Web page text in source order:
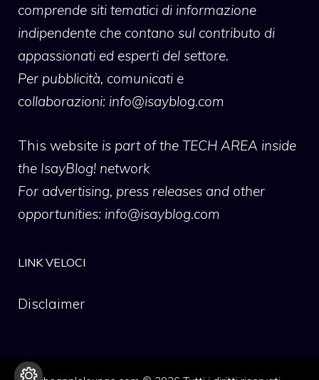
comprende siti tematici di informazione
indipendente che contano sul contributo di
appassionati ed esperti del settore.
Per pubblicità, comunicati e
collaborazioni: info@isayblog.com
This website is part of the TECH AREA inside
the IsayBlog! network
For advertising, press releases and other
opportunities: info@isayblog.com
LINK VELOCI
Disclaimer